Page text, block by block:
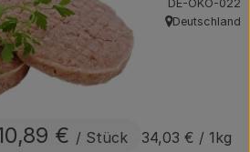
€ / Stück 34,03 € / 1kg
DE-ÖKO-022
, Herkunft:
Deutschland